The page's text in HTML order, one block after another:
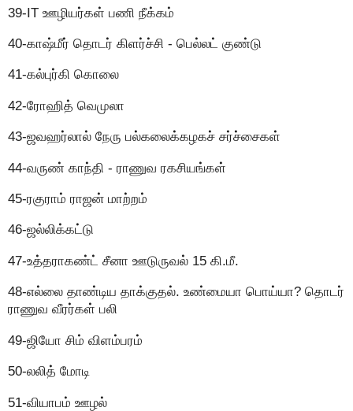
39-IT ஊழியர்கள் பணி நீக்கம்
40-காஷ்மீர் தொடர் கிளர்ச்சி - பெல்லட் குண்டு
41-கல்புர்கி கொலை
42-ரோஹித் வெமுலா
43-ஜவஹர்லால் நேரு பல்கலைக்கழகச் சர்ச்சைகள்
44-வருண் காந்தி - ராணுவ ரகசியங்கள்
45-ரகுராம் ராஜன் மாற்றம்
46-ஜல்லிக்கட்டு
47-உத்தராகண்ட் சீனா ஊடுருவல் 15 கி.மீ.
48-எல்லை தாண்டிய தாக்குதல். உண்மையா பொய்யா? தொடர்
ராணுவ வீரர்கள் பலி
49-ஜியோ சிம் விளம்பரம்
50-லலித் மோடி
51-வியாபம் ஊழல்